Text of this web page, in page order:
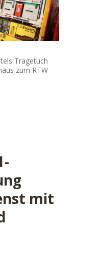
Tragetuch
zum RTW
mit